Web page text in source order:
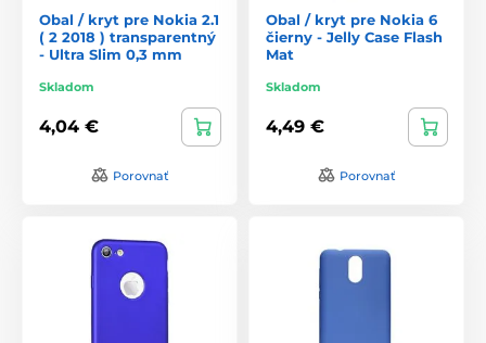
Obal / kryt pre Nokia 2.1
( 2 2018 ) transparentný
- Ultra Slim 0,3 mm
Skladom
4,04 €
Porovnať
Obal / kryt pre Nokia 6
čierny - Jelly Case Flash
Mat
Skladom
4,49 €
Porovnať